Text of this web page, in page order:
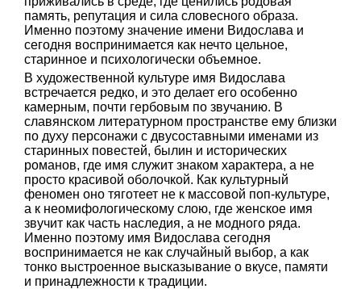
память, репутация и сила словесного образа.
Именно поэтому значение имени Видослава и
сегодня воспринимается как нечто цельное,
старинное и психологически объемное.
В художественной культуре имя Видослава
встречается редко, и это делает его особенно
камерным, почти гербовым по звучанию. В
славянском литературном пространстве ему близки
по духу персонажи с двусоставными именами из
старинных повестей, былин и исторических
романов, где имя служит знаком характера, а не
просто красивой оболочкой. Как культурный
феномен оно тяготеет не к массовой поп-культуре,
а к неомифологическому слою, где женское имя
звучит как часть наследия, а не модного ряда.
Именно поэтому имя Видослава сегодня
воспринимается не как случайный выбор, а как
тонко выстроенное высказывание о вкусe, памяти
и принадлежности к традиции.